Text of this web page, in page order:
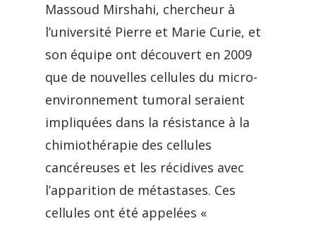
Massoud Mirshahi, chercheur à
l’université Pierre et Marie Curie, et
son équipe ont découvert en 2009
que de nouvelles cellules du micro-
environnement tumoral seraient
impliquées dans la résistance à la
chimiothérapie des cellules
cancéreuses et les récidives avec
l’apparition de métastases. Ces
cellules ont été appelées «